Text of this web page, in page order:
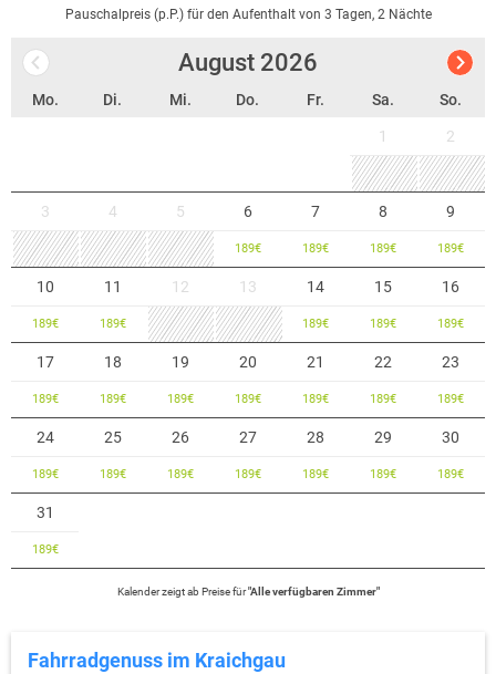
Pauschalpreis (p.P.) für den Aufenthalt von 3 Tagen, 2 Nächte
August 2026
Mo. Di. Mi. Do. Fr. Sa. So.
1 2
3 4 5 6
189€
7
189€
8
189€
9
189€
10
189€
11
189€
12 13 14
189€
15
189€
16
189€
17
189€
18
189€
19
189€
20
189€
21
189€
22
189€
23
189€
24
189€
25
189€
26
189€
27
189€
28
189€
29
189€
30
189€
31
189€
Kalender zeigtab Preise für"Alle verfügbaren Zimmer"
Fahrradgenuss im Kraichgau